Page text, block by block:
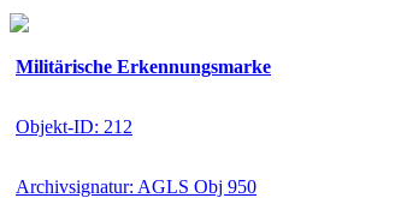
Militärische Erkennungsmarke
Objekt-ID: 212
Archivsignatur: AGLS Obj 950